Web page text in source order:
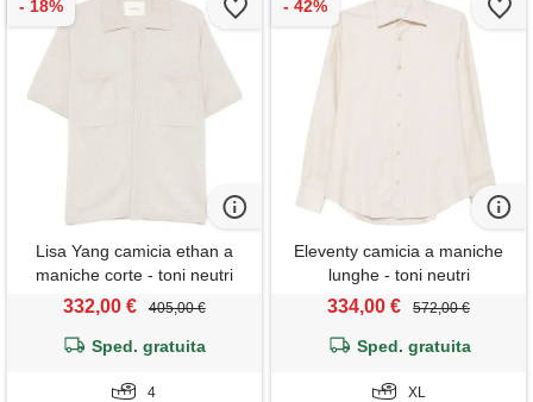
Lisa Yang camicia ethan a
maniche corte - toni neutri
332,00 € 405,00 €
Sped. gratuita
4
Eleventy camicia a maniche
lunghe - toni neutri
334,00 € 572,00 €
Sped. gratuita
XL